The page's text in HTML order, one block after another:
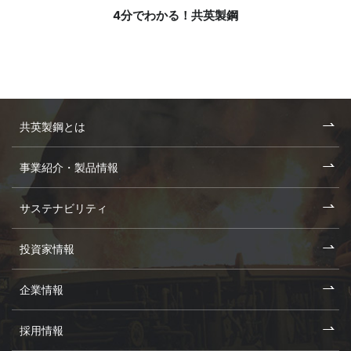
4分でわかる！共英製鋼
共英製鋼とは
事業紹介・製品情報
サステナビリティ
投資家情報
企業情報
採用情報